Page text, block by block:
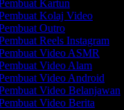
Kartun
Kolaj Video
Outro
Reels Instagram
Video ASMR
Video Alam
Video Android
Video Belanjawan
Video Berita